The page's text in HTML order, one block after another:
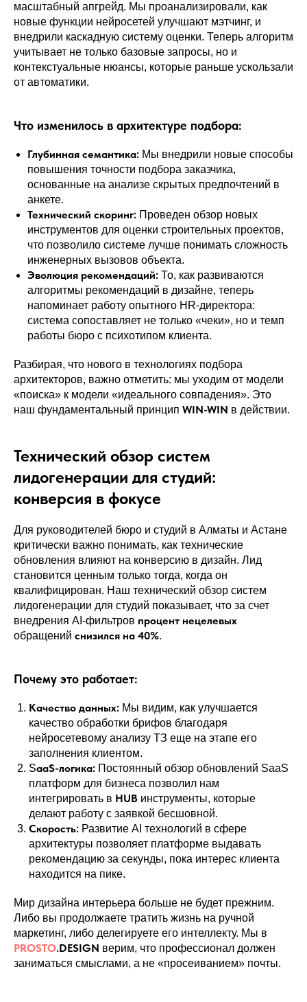
масштабный апгрейд. Мы проанализировали, как
новые функции нейросетей улучшают мэтчинг, и
внедрили каскадную систему оценки. Теперь алгоритм
учитывает не только базовые запросы, но и
контекстуальные нюансы, которые раньше ускользали
от автоматики.
Что изменилось в архитектуре подбора:
Глубинная семантика: Мы внедрили новые способы
повышения точности подбора заказчика,
основанные на анализе скрытых предпочтений в
анкете.
Технический скоринг: Проведен обзор новых
инструментов для оценки строительных проектов,
что позволило системе лучше понимать сложность
инженерных вызовов объекта.
Эволюция рекомендаций: То, как развиваются
алгоритмы рекомендаций в дизайне, теперь
напоминает работу опытного HR-директора:
система сопоставляет не только «чеки», но и темп
работы бюро с психотипом клиента.
Разбирая, что нового в технологиях подбора
архитекторов, важно отметить: мы уходим от модели
«поиска» к модели «идеального совпадения». Это
наш фундаментальный принцип WIN-WIN в действии.
Технический обзор систем
лидогенерации для студий:
конверсия в фокусе
Для руководителей бюро и студий в Алматы и Астане
критически важно понимать, как технические
обновления влияют на конверсию в дизайн. Лид
становится ценным только тогда, когда он
квалифицирован. Наш технический обзор систем
лидогенерации для студий показывает, что за счет
внедрения AI-фильтров процент нецелевых
обращений снизился на 40%.
Почему это работает:
Качество данных: Мы видим, как улучшается
качество обработки брифов благодаря
нейросетевому анализу ТЗ еще на этапе его
заполнения клиентом.
SaaS-логика: Постоянный обзор обновлений SaaS
платформ для бизнеса позволил нам
интегрировать в HUB инструменты, которые
делают работу с заявкой бесшовной.
Скорость: Развитие AI технологий в сфере
архитектуры позволяет платформе выдавать
рекомендацию за секунды, пока интерес клиента
находится на пике.
Мир дизайна интерьера больше не будет прежним.
Либо вы продолжаете тратить жизнь на ручной
маркетинг, либо делегируете его интеллекту. Мы в
PROSTO.DESIGN верим, что профессионал должен
заниматься смыслами, а не «просеиванием» почты.